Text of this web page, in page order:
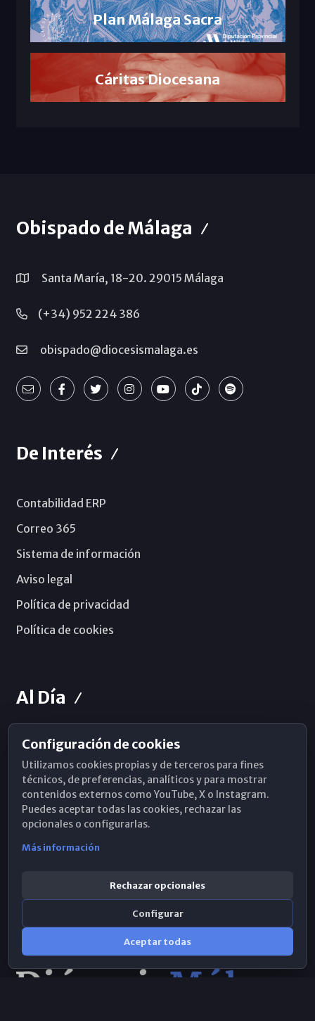
Plan Málaga Sacra
Cáritas Diocesana
Obispado de Málaga
Santa María, 18-20. 29015 Málaga
(+34) 952 224 386
obispado@diocesismalaga.es
De Interés
Contabilidad ERP
Correo 365
Sistema de información
Aviso legal
Política de privacidad
Política de cookies
Al Día
Horarios de Misa
Hemeroteca
WhatsApp
Configuración de cookies
Utilizamos cookies propias y de terceros para fines
técnicos, de preferencias, analíticos y para mostrar
contenidos externos como YouTube, X o Instagram.
Puedes aceptar todas las cookies, rechazar las
opcionales o configurarlas.
Más información
Rechazar opcionales
Configurar
Aceptar todas